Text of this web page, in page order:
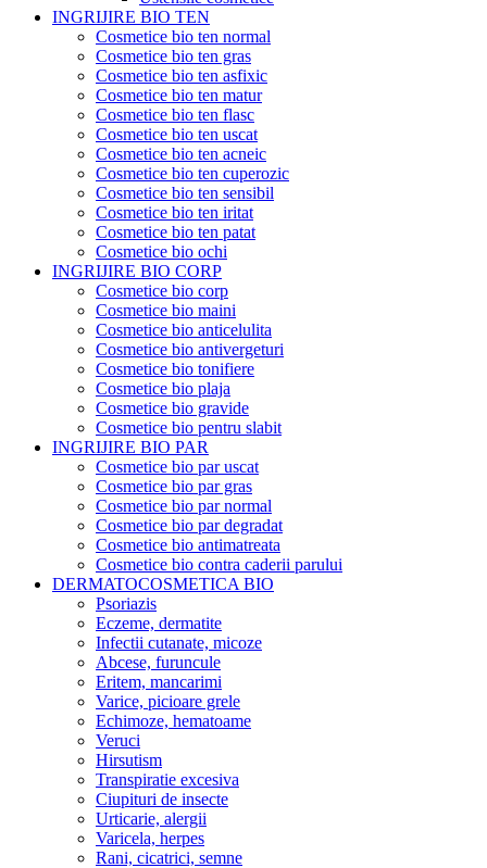
INGRIJIRE BIO TEN
Cosmetice bio ten normal
Cosmetice bio ten gras
Cosmetice bio ten asfixic
Cosmetice bio ten matur
Cosmetice bio ten flasc
Cosmetice bio ten uscat
Cosmetice bio ten acneic
Cosmetice bio ten cuperozic
Cosmetice bio ten sensibil
Cosmetice bio ten iritat
Cosmetice bio ten patat
Cosmetice bio ochi
INGRIJIRE BIO CORP
Cosmetice bio corp
Cosmetice bio maini
Cosmetice bio anticelulita
Cosmetice bio antivergeturi
Cosmetice bio tonifiere
Cosmetice bio plaja
Cosmetice bio gravide
Cosmetice bio pentru slabit
INGRIJIRE BIO PAR
Cosmetice bio par uscat
Cosmetice bio par gras
Cosmetice bio par normal
Cosmetice bio par degradat
Cosmetice bio antimatreata
Cosmetice bio contra caderii parului
DERMATOCOSMETICA BIO
Psoriazis
Eczeme, dermatite
Infectii cutanate, micoze
Abcese, furuncule
Eritem, mancarimi
Varice, picioare grele
Echimoze, hematoame
Veruci
Hirsutism
Transpiratie excesiva
Ciupituri de insecte
Urticarie, alergii
Varicela, herpes
Rani, cicatrici, semne